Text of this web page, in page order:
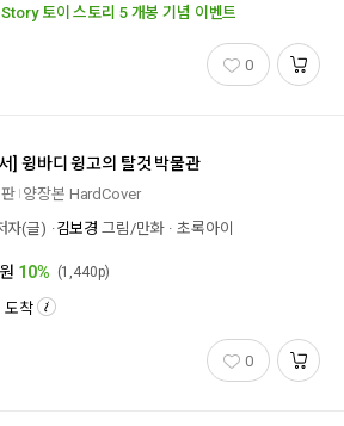
토이 스토리 5 개봉 기념 이벤트
0
] 윙바디 윙고의 탈것 박물관
양장본 HardCover
자(글) 김보경 그림/만화 초록아이
원 10% (1,440p)
도착
0